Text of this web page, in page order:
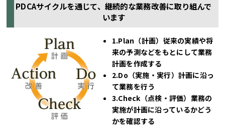
PDCAサイクルを通じて、継続的な業務改善に取り組んで
います
1.Plan（計画） 従来の実績や将
来の予測などをもとにして業務
計画を作成する
2.Do（実施・実行） 計画に沿っ
て業務を行う
3.Check（点検・評価） 業務の
実施が計画に沿っているかどう
かを確認する